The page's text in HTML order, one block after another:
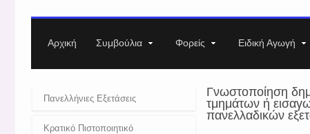
Αρχική Συμβούλια Φορείς Ειδική Αγωγή
Γνωστοποίηση
τμημάτων ή
πανελλαδικών
Πανελλήνιες Εξετάσεις
Κρατικό Πιστοποιητικό